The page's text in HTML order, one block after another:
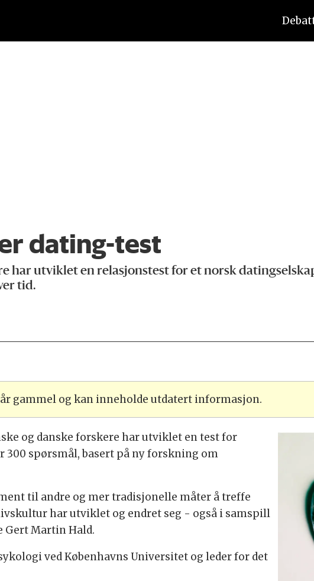
dating-test
har utviklet en relasjonstest for et norsk
tid.
gammel og kan inneholde utdatert informasjon.
og danske forskere har utviklet en test for
300 spørsmål, basert på ny forskning om
til andre og mer tradisjonelle måter å treffe
har utviklet og endret seg - også i samspill
Gert Martin Hald.
ved Københavns Universitet og leder for det